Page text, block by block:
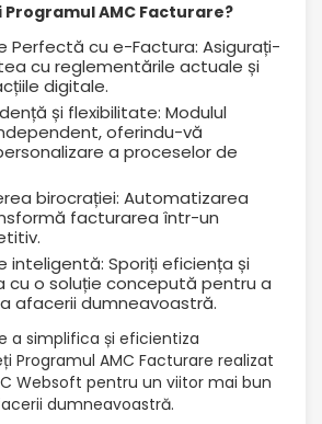
Programul AMC Facturare?
Perfectă cu e-Factura: Asigurați-
cu reglementările actuale și
digitale.
și flexibilitate: Modulul
oferindu-vă
a proceselor de
birocrației: Automatizarea
facturarea într-un
inteligentă: Sporiți eficiența și
o soluție concepută pentru a
afacerii dumneavoastră.
a simplifica și eficientiza
Programul AMC Facturare realizat
Websoft pentru un viitor mai bun
dumneavoastră.